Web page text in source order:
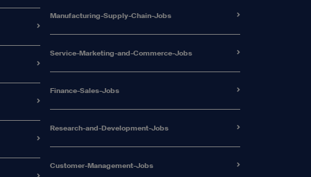
Manufacturing-Supply-Chain-Jobs
Service-Marketing-and-Commerce-Jobs
Finance-Sales-Jobs
Research-and-Development-Jobs
Customer-Management-Jobs